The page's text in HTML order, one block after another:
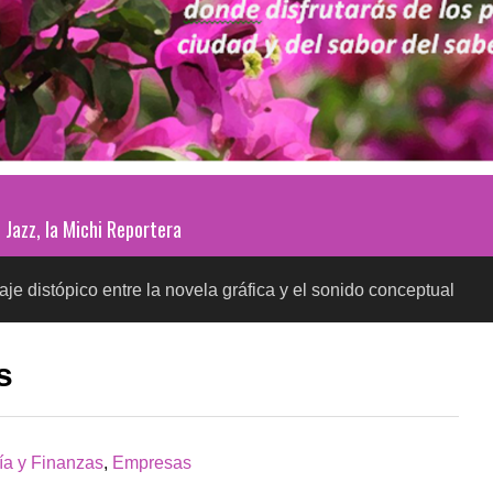
Jazz, la Michi Reportera
entre la novela gráfica y el sonido conceptual SALUD
y Finanzas, Empresas